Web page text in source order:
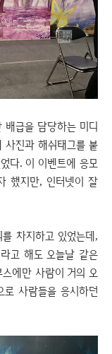
배급을 담당하는 미디
사진과 해쉬태그를 붙
다. 이 이벤트에 응모
했지만, 인터넷이 잘
차지하고 있었는데,
고 해도 오늘날 같은
에만 사람이 거의 오
사람들을 응시하던